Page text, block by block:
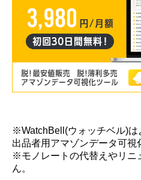
※WatchBell(ウォッチベル)
出品者用アマゾンデータ可視
※モノレートの代替えやリニ
ん。